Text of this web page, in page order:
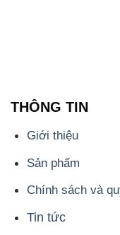
THÔNG TIN
Giới thiệu
Sản phẩm
Chính sách và
Tin tức